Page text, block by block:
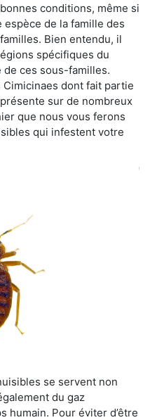
conditions, même si
de la famille des
Bien entendu, il
spécifiques du
ces sous-familles.
dont fait partie
sur de nombreux
que nous vous ferons
qui infestent votre
se servent non
du gaz
humain. Pour éviter d’être